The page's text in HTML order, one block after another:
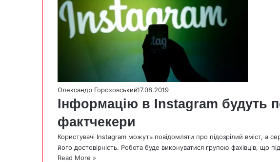
Олександр Гороховський17.08.2019
Інформацію в Instagram будуть
фактчекери
Користувачі Instagram можуть повідомляти про підозрілий вміст, а
його достовірність. Робота буде виконуватися групою фахівців, що
Read More »